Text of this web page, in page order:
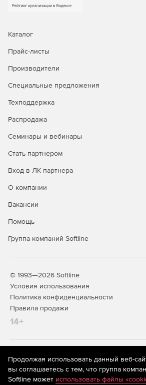
Каталог
Прайс-листы
Производители
Специальные предложения
Техподдержка
Распродажа
Семинары и вебинары
Стать партнером
Вход в ЛК партнера
О компании
Вакансии
Помощь
Группа компаний Softline
© 1993—2026 Softline
Условия использования
Политика конфиденциальности
Правила продажи
14+
На информационном ресурсе
рекомендательные технологии
предоставления информации на основе
систематизации и анализа сведений,
Продолжая использовать данный веб-
вы соглашаетесь с тем, что группа
Softline может использовать файлы